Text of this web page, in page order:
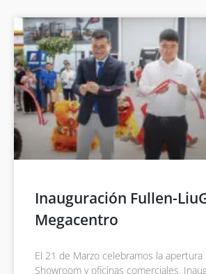
Inauguración Fullen-
Megacentro
El 21 de Marzo celebramos la apertura
Showroom y oficinas comerciales.